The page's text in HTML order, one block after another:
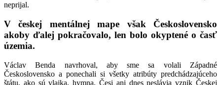
neprijal.
V českej mentálnej mape však Československo
akoby ďalej pokračovalo, len bolo okyptené o časť
územia.
Václav Benda navrhoval, aby sme sa volali Západné
Československo a ponechali si všetky atribúty predchádzajúceho
štátu, ako sú vlajka, hymna. Česi ani dnes neslávia vznik Českej